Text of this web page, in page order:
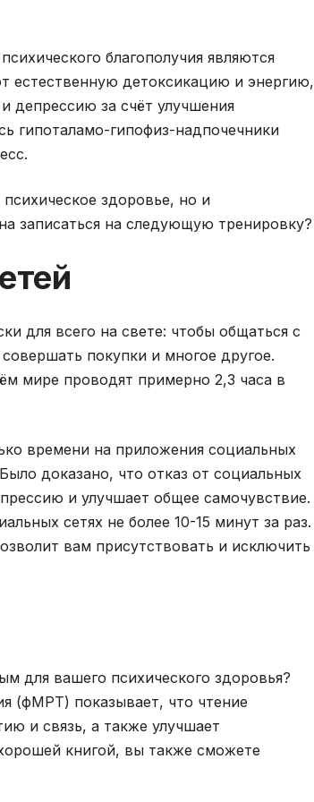
благополучия являются
естественную детоксикацию и энергию,
депрессию за счёт улучшения
гипоталамо-гипофиз-надпочечники
здоровье, но и
записаться на следующую тренировку?
для всего на свете: чтобы общаться с
покупки и многое другое.
мире проводят примерно 2,3 часа в
времени на приложения социальных
доказано, что отказ от социальных
и улучшает общее самочувствие.
сетях не более 10-15 минут за раз.
вам присутствовать и исключить
для вашего психического здоровья?
(фМРТ) показывает, что чтение
и связь, а также улучшает
книгой, вы также сможете